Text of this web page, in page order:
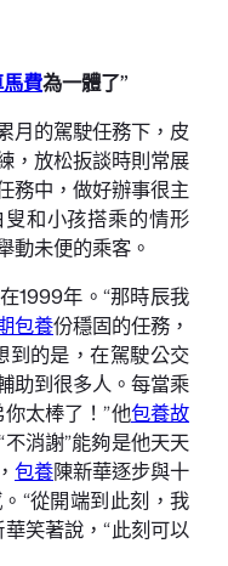
費為一體了”
的駕駛任務下，皮
，放松扳談時則常展
務中，做好辦事很主
和小孩搭乘的情形
動未便的乘客。
年。“那時辰我
包養份穩固的任務，
到的是，在駕駛公交
助到很多人。每當乘
太棒了！”他包養故
消謝”能夠是他天天
包養陳新華逐步與十
“從開端到此刻，我
笑著說，“此刻可以